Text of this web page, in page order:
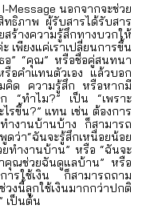
Message นอกจากจะช่วย
ทธิภาพ ผู้รับสารได้รับสาร
ร้างความรู้สึกทางบวกให้
เพียงแค่เราเปลี่ยนการขึ้น
อ” “คุณ” หรือชื่อคู่สนทนา
รือคำแทนตัวเอง แล้วบอก
คิด ความรู้สึก หรือหากมี
“ทำไม?” เป็น “เพราะ
ไรขึ้น?” แทน เช่น ต้องการ
ำงานบ้านบ้าง ก็สามารถ
ดว่า“ฉันจะรู้สึกเหนื่อยน้อย
ทำงานบ้าน” หรือ “ฉันจะ
คุณช่วยฉันดูแลบ้าน” หรือ
การใช้เงิน ก็สามารถถาม
วงนี้ลูกใช้เงินมากกว่าปกติ
เป็นต้น